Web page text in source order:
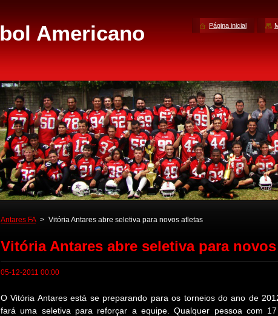
Antares FA > Vitória Antares abre seletiva para novos atletas
Vitória Antares abre seletiva para
05-12-2011 00:00
O Vitória Antares está se preparando para os torneios do ano de
fará uma seletiva para reforçar a equipe. Qualquer pessoa com
Página inicial